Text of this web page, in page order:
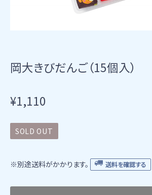
岡大きびだんご（15個入）
¥1,110
SOLD OUT
※別途送料がかかります。 送料を確認する